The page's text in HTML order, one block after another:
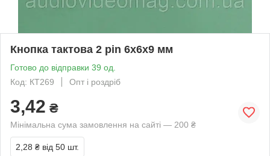
Кнопка тактова 2 pin 6х6х9 мм
Готово до відправки 39 од.
Код: КТ269
Опт і роздріб
3,42 ₴
Мінімальна сума замовлення на сайті — 200 ₴
2,28 ₴ від 50 шт.